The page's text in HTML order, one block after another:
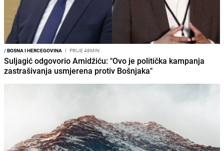
/BOSNA I HERCEGOVINA I PRIJE 48MIN
Suljagić odgovorio Amidžiću: "Ovo je politička kampanja
zastrašivanja usmjerena protiv Bošnjaka"